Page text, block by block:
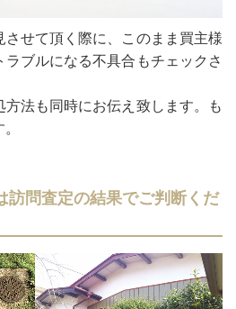
せて頂く際に、このまま買主様
ブルになる不具合もチェックさ
法も同時にお伝え致します。も
訪問査定の結果でご判断くだ